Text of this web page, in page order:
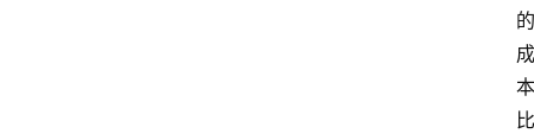
的
成
本
比